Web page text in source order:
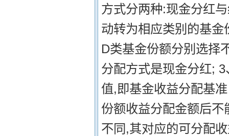
方式分两种:现金分红
动转为相应类别的基
D类基金份额分别选择
分配方式是现金分红;
值,即基金收益分配基
份额收益分配金额后
不同,其对应的可分配